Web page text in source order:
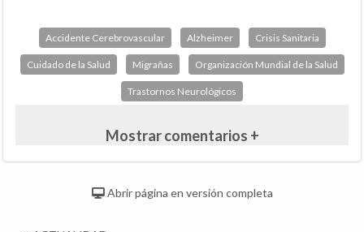
Accidente Cerebrovascular Alzheimer Crisis Sanitaria
Cuidado de la Salud Migrañas Organización Mundial de la Salud
Trastornos Neurológicos
Mostrar comentarios +
Abrir página en versión completa